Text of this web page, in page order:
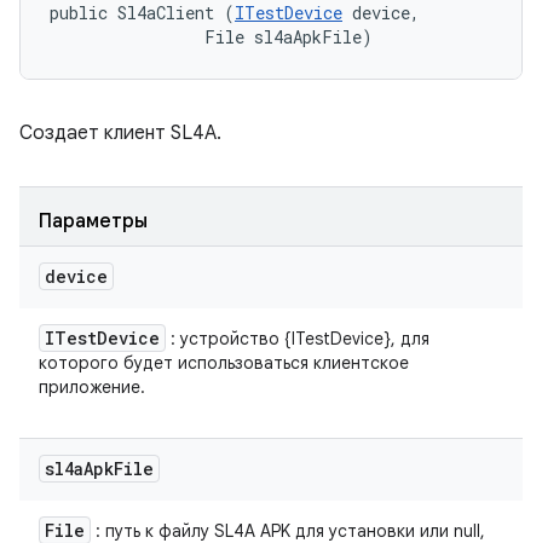
public Sl4aClient (ITestDevice device,
                File sl4aApkFile)
Создает клиент SL4A.
Параметры
device
ITestDevice
: устройство {ITestDevice}, для
которого будет использоваться клиентское
приложение.
sl4aApkFile
File
: путь к файлу SL4A APK для установки или null,